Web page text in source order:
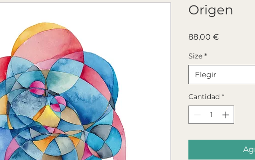
Origen
88,00 €
Size *
Elegir
Cantidad *